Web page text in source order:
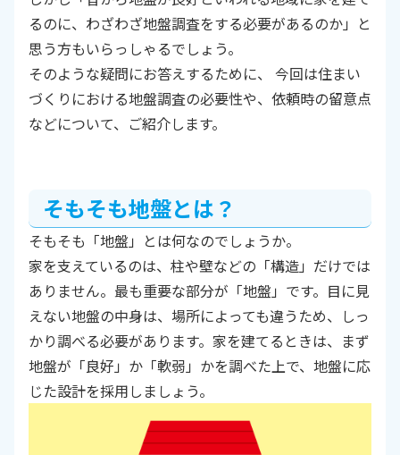
おわりに
るのに、わざわざ地盤調査をする必要があるのか」と
思う方もいらっしゃるでしょう。
そのような疑問にお答えするために、 今回は住まい
づくりにおける地盤調査の必要性や、依頼時の留意点
などについて、ご紹介します。
そもそも地盤とは？
そもそも「地盤」とは何なのでしょうか。
家を支えているのは、柱や壁などの「構造」だけでは
ありません。最も重要な部分が「地盤」です。目に見
えない地盤の中身は、場所によっても違うため、しっ
かり調べる必要があります。家を建てるときは、まず
地盤が「良好」か「軟弱」かを調べた上で、地盤に応
じた設計を採用しましょう。